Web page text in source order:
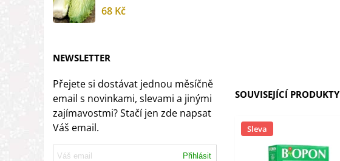
68 Kč
NEWSLETTER
Přejete si dostávat jednou měsíčně
email s novinkami, slevami a jinými
zajímavostmi? Stačí jen zde napsat
Váš email.
Přihlásit
SOUVISEJÍCÍ PRODUKTY
Sleva